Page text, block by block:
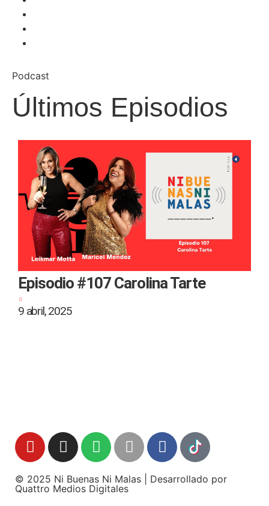
Podcast
Últimos Episodios
Episodio #107 Carolina Tarte
9 abril, 2025
© 2025 Ni Buenas Ni Malas | Desarrollado por
Quattro Medios Digitales